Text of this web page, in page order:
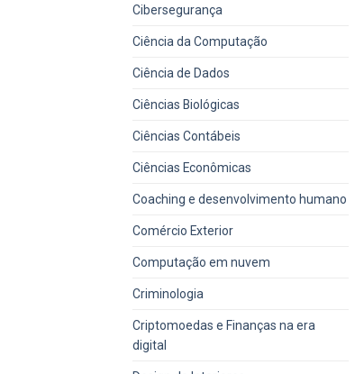
Cibersegurança
Ciência da Computação
Ciência de Dados
Ciências Biológicas
Ciências Contábeis
Ciências Econômicas
Coaching e desenvolvimento humano
Comércio Exterior
Computação em nuvem
Criminologia
Criptomoedas e Finanças na era
digital